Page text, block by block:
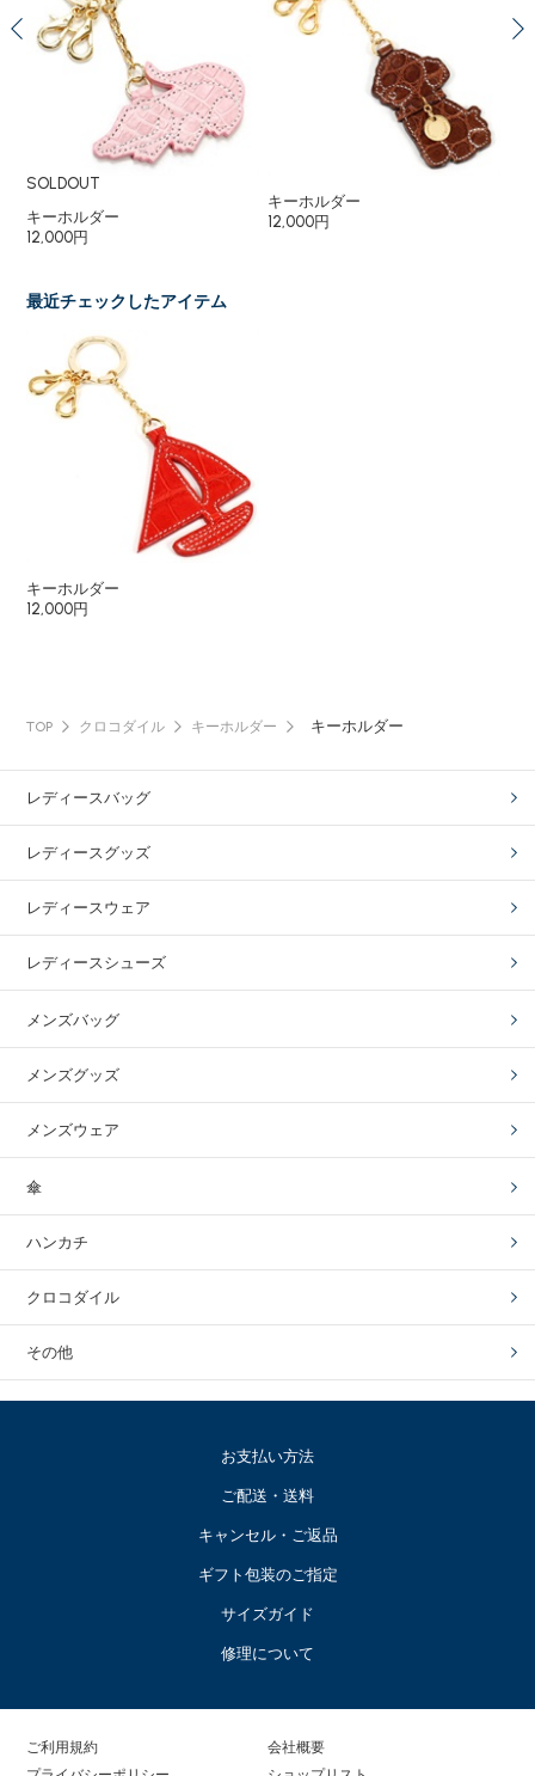
SOLDOUT
キーホルダー
12,000円
キーホルダー
12,000円
最近チェックしたアイテム
キーホルダー
12,000円
TOP クロコダイル キーホルダー キーホルダー
レディースバッグ
レディースグッズ
レディースウェア
レディースシューズ
メンズバッグ
メンズグッズ
メンズウェア
傘
ハンカチ
クロコダイル
その他
お支払い方法
ご配送・送料
キャンセル・ご返品
ギフト包装のご指定
サイズガイド
修理について
ご利用規約
会社概要